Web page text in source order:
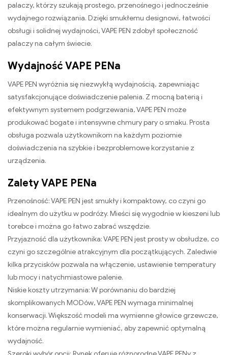
palaczy, którzy szukają prostego, przenośnego i jednocześnie
wydajnego rozwiązania. Dzięki smukłemu designowi, łatwości
obsługi i solidnej wydajności, VAPE PEN zdobył społeczność
palaczy na całym świecie.
Wydajność VAPE PENa
VAPE PEN wyróżnia się niezwykłą wydajnością, zapewniając
satysfakcjonujące doświadczenie palenia. Z mocną baterią i
efektywnym systemem podgrzewania, VAPE PEN może
produkować bogate i intensywne chmury pary o smaku. Prosta
obsługa pozwala użytkownikom na każdym poziomie
doświadczenia na szybkie i bezproblemowe korzystanie z
urządzenia.
Zalety VAPE PENa
Przenośność: VAPE PEN jest smukły i kompaktowy, co czyni go
idealnym do użytku w podróży. Mieści się wygodnie w kieszeni lub
torebce i można go łatwo zabrać wszędzie.
Przyjazność dla użytkownika: VAPE PEN jest prosty w obsłudze, co
czyni go szczególnie atrakcyjnym dla początkujących. Zaledwie
kilka przycisków pozwala na włączenie, ustawienie temperatury
lub mocy i natychmiastowe palenie.
Niskie koszty utrzymania: W porównaniu do bardziej
skomplikowanych MODów, VAPE PEN wymaga minimalnej
konserwacji. Większość modeli ma wymienne głowice grzewcze,
które można regularnie wymieniać, aby zapewnić optymalną
wydajność.